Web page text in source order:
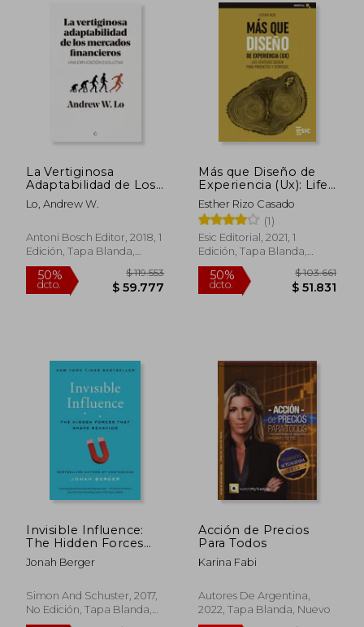
40% 50%
dcto.
La Vertiginosa
Adaptabilidad de Los
Mercados
Financieros: Un
Lo, Andrew W.
Antoni Bosch Editor, 2018, 1
Edición, Tapa Blanda,
Nuevo
50%
dcto. $ 59.777
Más que Diseño de
Experiencia (Ux): Life-
Centered Design Para
Productos y Servicios
(Digital)
Esther Rizo Casado
(1)
Esic Editorial, 2021, 1
Edición, Tapa Blanda,
Nuevo
50%
dcto.
Invisible Influence:
The Hidden Forces
That Shape Behavior
(en Inglés)
Jonah Berger
Simon And Schuster, 2017,
No Edición, Tapa Blanda,
Nuevo
Acción de Precios
Para Todos
Karina Fabi
Autores De Argentina,
2022, Tapa Blanda, Nuevo